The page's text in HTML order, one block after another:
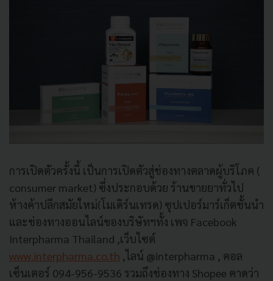
การเปิดตัวครั้งนี้ เป็นการเปิดตัวสู่ช่องทางตลาดผู้บริโภค (
consumer market) ซึ่งประกอบด้วย ร้านขายยาทั่วไป
ห้างค้าปลีกสมัยใหม่(โมเดิร์นเทรด) ซุปเปอร์มาร์เก็ตชั้นนำ
และช่องทางออนไลน์ของบริษัทฯทั้ง เพจ Facebook
Interpharma Thailand ,เว็บไซต์
www.interpharma.co.th ,ไลน์ @interpharma , คอล
เซ็นเตอร์ 094-956-9536 รวมถึงช่องทาง Shopee คาดว่า